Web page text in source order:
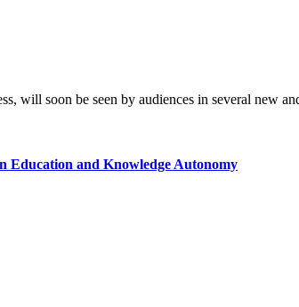
will soon be seen by audiences in several new
Education and Knowledge Autonomy